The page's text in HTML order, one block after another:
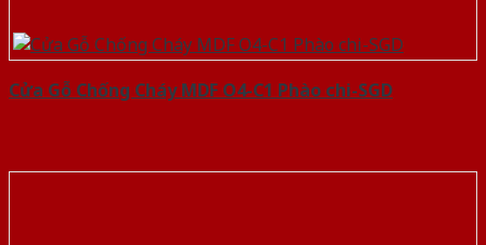
Cửa Gỗ Chống Cháy MDF O4-C1 Phào chi-SGD